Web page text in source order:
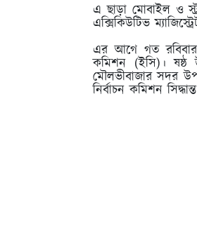
এ ছাড়া মোবাইল ও
এক্সিকিউটিভ
এর আগে গত রবিবার
কমিশন (ইসি)। ষষ্ঠ
মৌলভীবাজার সদর
নির্বাচন কমিশন